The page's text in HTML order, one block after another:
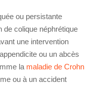
ou persistante
colique néphrétique
une intervention
ou un abcès
la maladie de Crohn
ou à un accident